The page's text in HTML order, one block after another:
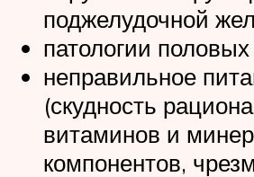
поджелудочной
патологии
неправильное
(скудность
витаминов и
компонентов,